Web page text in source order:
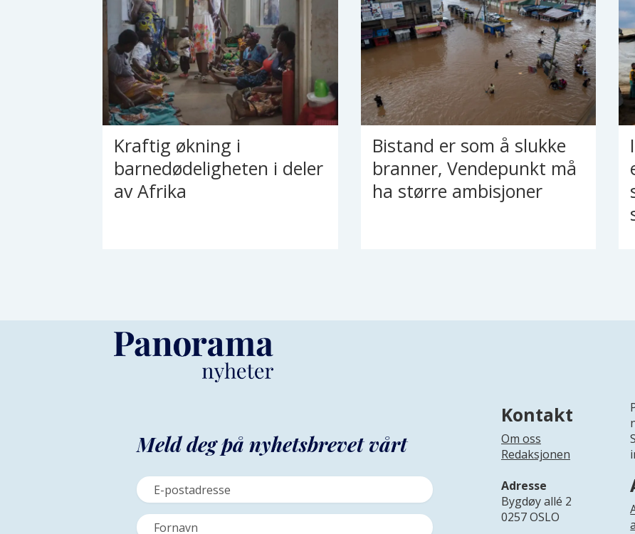
Kraftig økning i
barnedødeligheten i deler
av Afrika
Bistand er som å slukke
branner, Vendepunkt må
ha større ambisjoner
Meld deg på nyhetsbrevet vårt
Kontakt
Om oss
Redaksjonen
Adresse
Bygdøy allé 2
0257 OSLO